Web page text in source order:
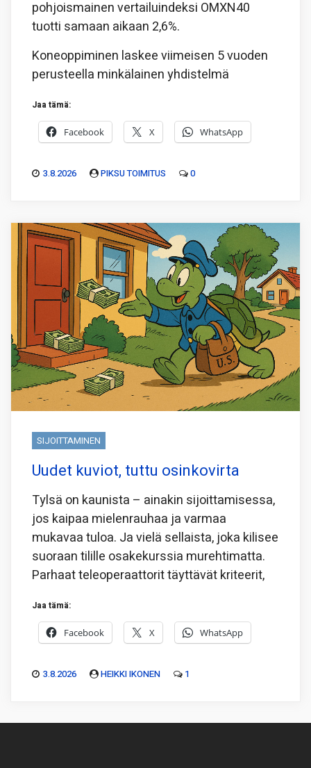
pohjoismainen vertailuindeksi OMXN40
tuotti samaan aikaan 2,6%.
Koneoppiminen laskee viimeisen 5 vuoden
perusteella minkälainen yhdistelmä
Jaa tämä:
Facebook X WhatsApp
3.8.2026 PIKSU TOIMITUS 0
SIJOITTAMINEN
Uudet kuviot, tuttu osinkovirta
Tylsä on kaunista – ainakin sijoittamisessa,
jos kaipaa mielenrauhaa ja varmaa
mukavaa tuloa. Ja vielä sellaista, joka kilisee
suoraan tilille osakekurssia murehtimatta.
Parhaat teleoperaattorit täyttävät kriteerit,
Jaa tämä:
Facebook X WhatsApp
3.8.2026 HEIKKI IKONEN 1